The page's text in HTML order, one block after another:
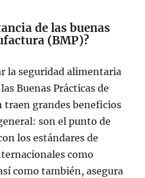
de las buenas
(BMP)?
la seguridad alimentaria
Buenas Prácticas de
grandes beneficios
son el punto de
los estándares de
como
como también, asegura